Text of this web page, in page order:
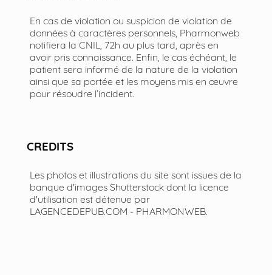
En cas de violation ou suspicion de violation de
données à caractères personnels, Pharmonweb
notifiera la CNIL, 72h au plus tard, après en
avoir pris connaissance. Enfin, le cas échéant, le
patient sera informé de la nature de la violation
ainsi que sa portée et les moyens mis en œuvre
pour résoudre l’incident.
CREDITS
Les photos et illustrations du site sont issues de la
banque d'images Shutterstock dont la licence
d'utilisation est détenue par
LAGENCEDEPUB.COM - PHARMONWEB.